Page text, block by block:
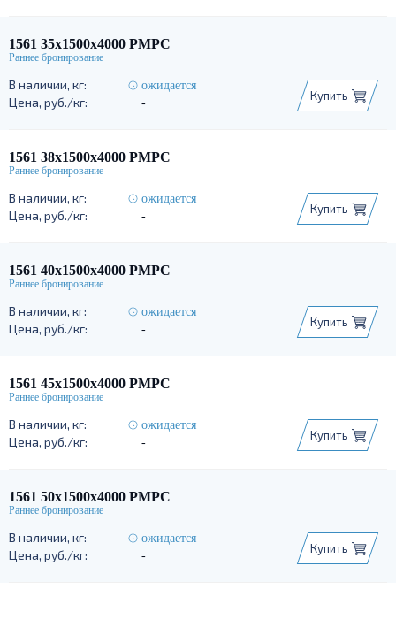
1561 35х1500х4000 РМРС
ожидается
-
Купить
1561 38х1500х4000 РМРС
ожидается
-
Купить
1561 40х1500х4000 РМРС
ожидается
-
Купить
1561 45х1500х4000 РМРС
ожидается
-
Купить
1561 50х1500х4000 РМРС
ожидается
-
Купить